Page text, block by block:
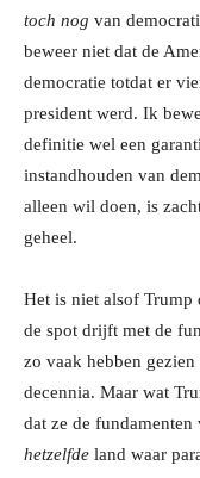
toch nog van
beweer niet dat de
democratie totdat er
president werd. Ik
definitie wel een
instandhouden van
alleen wil doen, is
geheel.
Het is niet alsof Trump
de spot drijft met de
zo vaak hebben
decennia. Maar wat
dat ze de
hetzelfde land waar